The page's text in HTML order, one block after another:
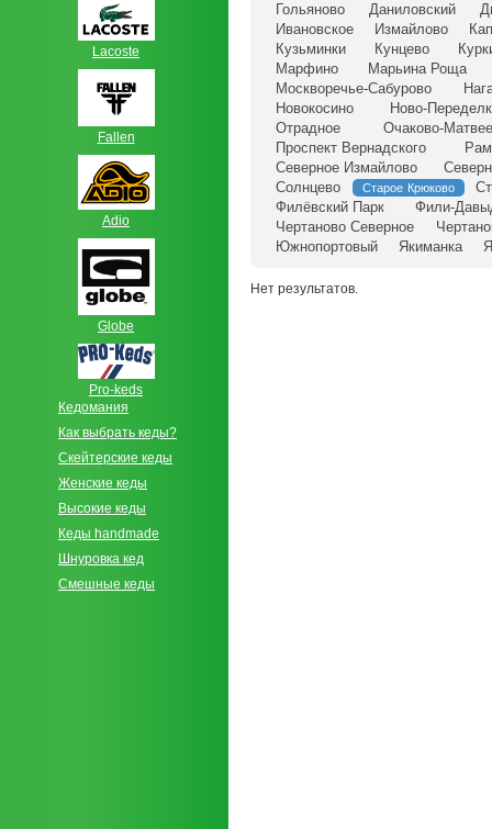
Lacoste
Fallen
Adio
Globe
Pro-keds
Кедомания
Как выбрать кеды?
Скейтерские кеды
Женские кеды
Высокие кеды
Кеды handmade
Шнуровка кед
Смешные кеды
Гольяново
Даниловский
Ивановское
Измайлово
Кузьминки
Кунцево
Марфино
Марьина Роща
Москворечье-Сабурово
Новокосино
Ново-
Отрадное
Очаково-
Проспект Вернадского
Северное Измайлово
Солнцево
Старое Крюково
Филёвский Парк
Фили-
Чертаново Северное
Южнопортовый
Якиманка
Нет результатов.